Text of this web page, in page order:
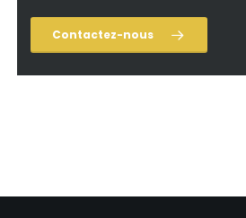
Contactez-nous